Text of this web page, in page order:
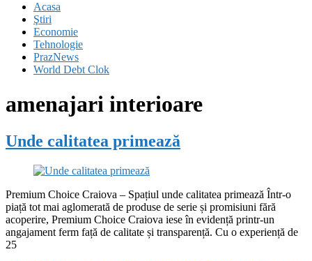
Acasa
Ştiri
Economie
Tehnologie
PrazNews
World Debt Clok
amenajari interioare
Unde calitatea primează
Premium Choice Craiova – Spațiul unde calitatea primează Într-o
piață tot mai aglomerată de produse de serie și promisiuni fără
acoperire, Premium Choice Craiova iese în evidență printr-un
angajament ferm față de calitate și transparență. Cu o experiență de
25